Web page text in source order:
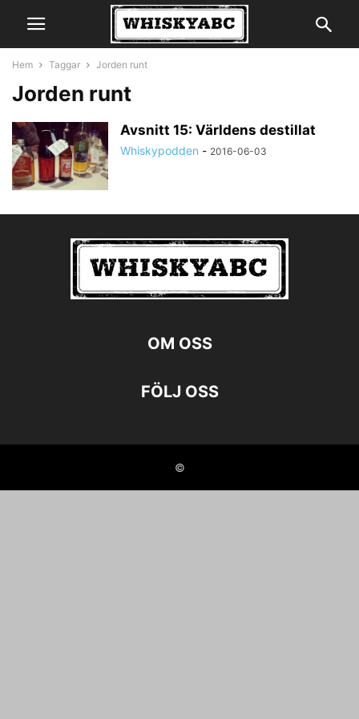
Hem Taggar Jorden runt
Jorden runt
Avsnitt 15: Världens destillat
Whiskypodden - 2016-06-03
OM OSS
FÖLJ OSS
©